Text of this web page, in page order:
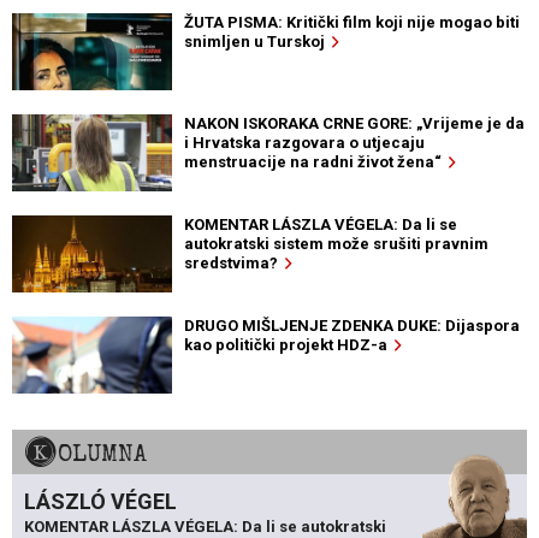
ŽUTA PISMA: Kritički film koji nije mogao biti
snimljen u Turskoj
NAKON ISKORAKA CRNE GORE: „Vrijeme je da
i Hrvatska razgovara o utjecaju
menstruacije na radni život žena“
KOMENTAR LÁSZLA VÉGELA: Da li se
autokratski sistem može srušiti pravnim
sredstvima?
DRUGO MIŠLJENJE ZDENKA DUKE: Dijaspora
kao politički projekt HDZ-a
KOLUMNA
LÁSZLÓ VÉGEL
KOMENTAR LÁSZLA VÉGELA: Da li se autokratski